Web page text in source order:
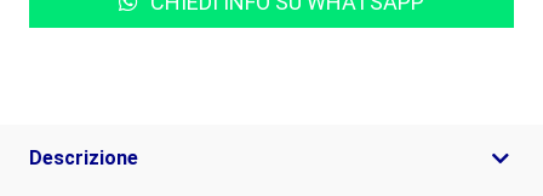
Descrizione